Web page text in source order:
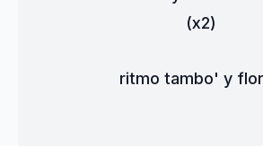
(x2)
ritmo tambo' y